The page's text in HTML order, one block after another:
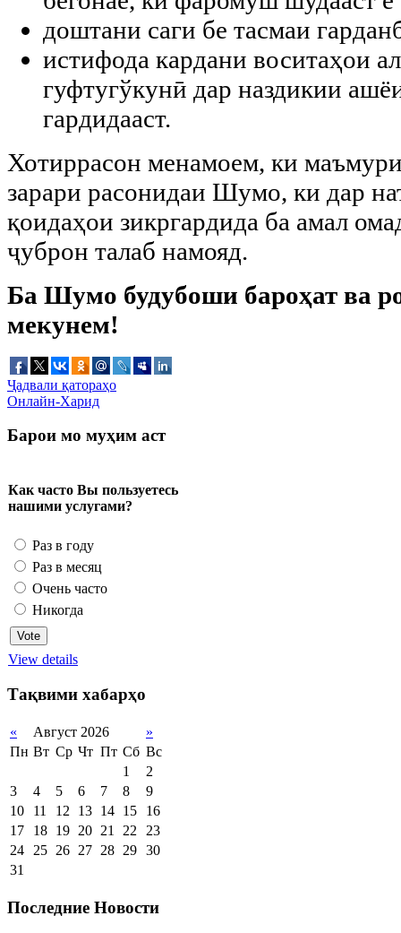
доштани саги бе тасмаи
истифода кардани воситаҳои
гуфтугўкунӣ дар наздикии
гардидааст.
Хотиррасон менамоем, ки
зарари расонидаи Шумо, ки дар
қоидаҳои зикргардида ба амал
ҷуброн талаб намояд.
Ба Шумо будубоши бароҳат ва
мекунем!
Ҷадвали қатораҳо
Онлайн-Харид
Барои мо муҳим аст
Как часто Вы пользуетесь
нашими услугами?
Раз в году
Раз в месяц
Очень часто
Никогда
View details
Тақвими хабарҳо
« Август 2026
»
Пн Вт Ср Чт Пт Сб Вс
1
2
3
4 5 6 7 8
9
10
11 12 13 14 15
16
17
18 19 20 21 22
23
24
25 26 27 28 29 30
31
Последние Новости